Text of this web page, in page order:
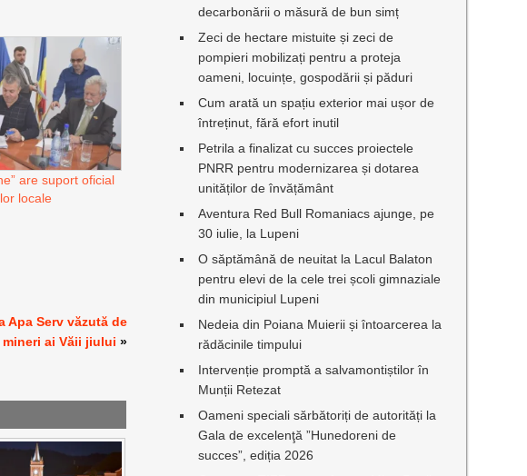
are suport oficial
locale
Apa Serv văzută de
ai Văii jiului »
decarbonării o măsură de bun simț
Zeci de hectare mistuite și zeci de
pompieri mobilizați pentru a proteja
oameni, locuințe, gospodării și păduri
Cum arată un spațiu exterior mai ușor de
întreținut, fără efort inutil
Petrila a finalizat cu succes proiectele
PNRR pentru modernizarea și dotarea
unităților de învățământ
Aventura Red Bull Romaniacs ajunge, pe
30 iulie, la Lupeni
O săptămână de neuitat la Lacul Balaton
pentru elevi de la cele trei școli gimnaziale
din municipiul Lupeni
Nedeia din Poiana Muierii și întoarcerea la
rădăcinile timpului
Intervenție promptă a salvamontiștilor în
Munții Retezat
Oameni speciali sărbătoriți de autorități la
Gala de excelenţă ”Hunedoreni de
succes”, ediția 2026